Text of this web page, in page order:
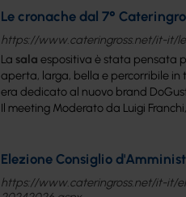
Le cronache dal 7°
https://www.cateringross.net/it-it/
La sala espositiva è stata pensata
aperta, larga, bella e percorribile in
era dedicato al nuovo brand
Il meeting Moderato da Luigi
Elezione Consiglio
https://www.cateringross.net/it-it/